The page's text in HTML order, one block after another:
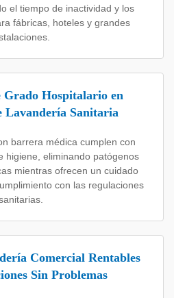
el tiempo de inactividad y los
fábricas, hoteles y grandes
Grado Hospitalario en
Lavandería Sanitaria
barrera médica cumplen con
higiene, eliminando patógenos
mientras ofrecen un cuidado
con las regulaciones
Comercial Rentables
Sin Problemas